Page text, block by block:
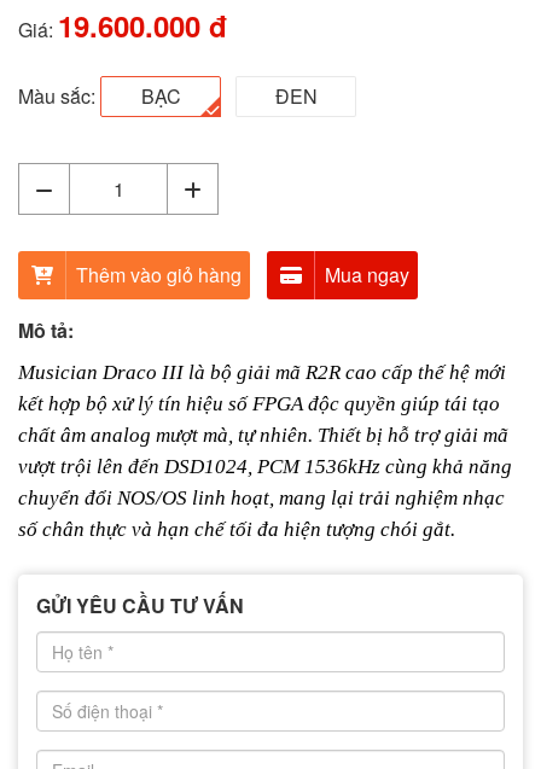
Giá: 19.600.000 đ
Màu sắc: BẠC ĐEN
Thêm vào giỏ hàng
Mua ngay
Mô tả:
Musician Draco III là bộ giải mã R2R cao cấp thế hệ mới
kết hợp bộ xử lý tín hiệu số FPGA độc quyền giúp tái tạo
chất âm analog mượt mà, tự nhiên. Thiết bị hỗ trợ giải mã
vượt trội lên đến DSD1024, PCM 1536kHz cùng khả năng
chuyển đổi NOS/OS linh hoạt, mang lại trải nghiệm nhạc
số chân thực và hạn chế tối đa hiện tượng chói gắt.
GỬI YÊU CẦU TƯ VẤN